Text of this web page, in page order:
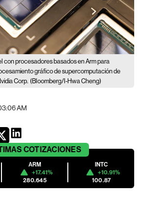
con procesadores basados en Arm para
gráfico de supercomputación de
Corp. (Bloomberg/I-Hwa Cheng)
AM
COTIZACIONES
ARM
+17.41%
280.645
INTC
+10.91%
100.87